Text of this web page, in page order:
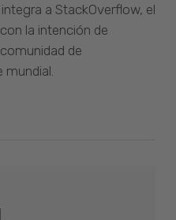
a StackOverflow, el
la intención de
de